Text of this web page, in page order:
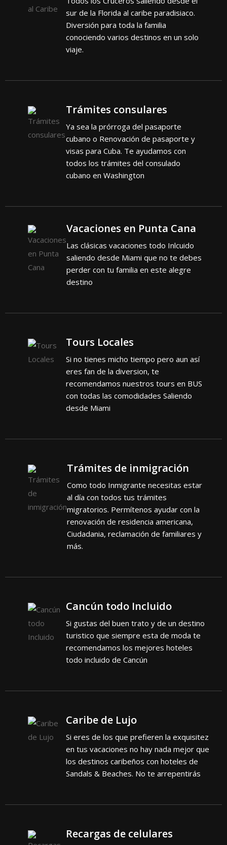
sur de la Florida al caribe paradisiaco.
Diversión para toda la familia
conociendo varios destinos en un solo
viaje.
Trámites consulares
Ya sea la prórroga del pasaporte
cubano o Renovación de pasaporte y
visas para Cuba. Te ayudamos con
todos los trámites del consulado
cubano en Washington
Vacaciones en Punta Cana
Las clásicas vacaciones todo Inlcuido
saliendo desde Miami que no te debes
perder con tu familia en este alegre
destino
Tours Locales
Si no tienes micho tiempo pero aun así
eres fan de la diversion, te
recomendamos nuestros tours en BUS
con todas las comodidades Saliendo
desde Miami
Trámites de inmigración
Como todo Inmigrante necesitas estar
al día con todos tus trámites
migratorios. Permítenos ayudar con la
renovación de residencia americana,
Ciudadania, reclamación de familiares y
más.
Cancún todo Incluido
Si gustas del buen trato y de un destino
turistico que siempre esta de moda te
recomendamos los mejores hoteles
todo incluido de Cancún
Caribe de Lujo
Si eres de los que prefieren la exquisitez
en tus vacaciones no hay nada mejor que
los destinos caribeños con hoteles de
Sandals & Beaches. No te arrepentirás
Recargas de celulares